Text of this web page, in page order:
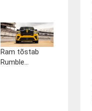
Ram tõstab
Rumble...